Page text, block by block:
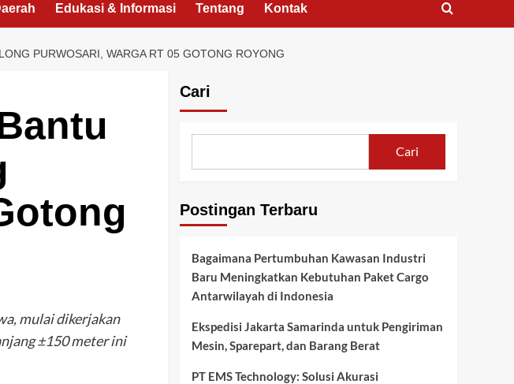
Edukasi & Informasi Tentang Kontak
PURWOSARI, WARGA RT 05 GOTONG ROYONG
mulai dikerjakan
±150 meter ini
Cari
Cari
Postingan Terbaru
Bagaimana Pertumbuhan Kawasan Industri
Baru Meningkatkan Kebutuhan Paket Cargo
Antarwilayah di Indonesia
Ekspedisi Jakarta Samarinda untuk Pengiriman
Mesin, Sparepart, dan Barang Berat
PT EMS Technology: Solusi Akurasi